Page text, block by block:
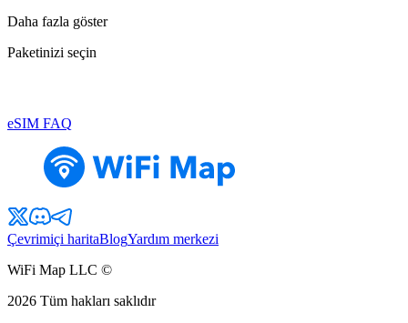
Daha fazla göster
Paketinizi seçin
eSIM FAQ
Çevrimiçi haritaBlogYardım merkezi
WiFi Map LLC ©
2026 Tüm hakları saklıdır